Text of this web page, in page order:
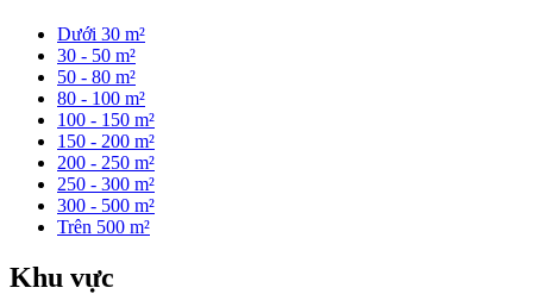
Dưới 30 m²
30 - 50 m²
50 - 80 m²
80 - 100 m²
100 - 150 m²
150 - 200 m²
200 - 250 m²
250 - 300 m²
300 - 500 m²
Trên 500 m²
Khu vực